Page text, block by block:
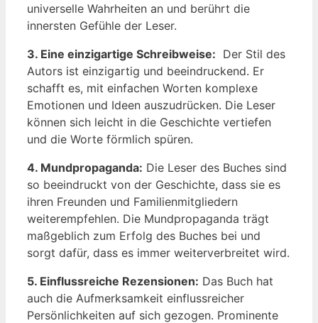
universelle Wahrheiten an und berührt die
innersten Gefühle der Leser.
3.⁢ Eine einzigartige Schreibweise: ​ Der Stil des
‌Autors⁢ ist einzigartig und⁣ beeindruckend. Er
schafft⁢ es,‌ mit einfachen Worten komplexe
Emotionen und ‌Ideen auszudrücken. Die Leser
können sich ​leicht in​ die Geschichte vertiefen
und die Worte‍ förmlich spüren.
4. Mundpropaganda: Die Leser des Buches sind
so beeindruckt von der Geschichte,‍ dass sie es
ihren Freunden und Familienmitgliedern
weiterempfehlen. Die Mundpropaganda trägt
maßgeblich zum Erfolg des Buches ⁢bei⁢ und⁣
sorgt​ dafür,​ dass es immer ‌weiterverbreitet wird.
5. Einflussreiche​ Rezensionen: Das Buch hat
auch die Aufmerksamkeit einflussreicher
Persönlichkeiten auf sich gezogen. Prominente